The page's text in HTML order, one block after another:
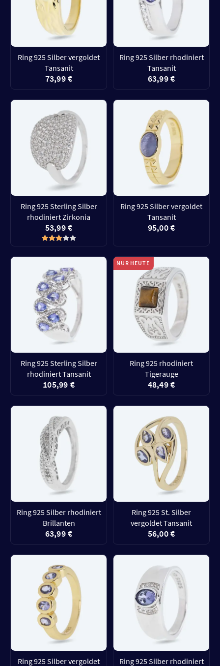
Ring 925 Silber vergoldet
Tansanit
73,99 €
Ring 925 Silber rhodiniert
Tansanit
63,99 €
Ring 925 Sterling Silber
rhodiniert Zirkonia
53,99 €
Ring 925 Silber vergoldet
Tansanit
95,00 €
Ring 925 Sterling Silber
rhodiniert Tansanit
105,99 €
NUR HEUTE
Ring 925 rhodiniert
Tigerauge
48,49 €
Ring 925 Silber rhodiniert
Brillanten
63,99 €
Ring 925 St. Silber
vergoldet Tansanit
56,00 €
Ring 925 Silber vergoldet Ring 925 Silber rhodiniert